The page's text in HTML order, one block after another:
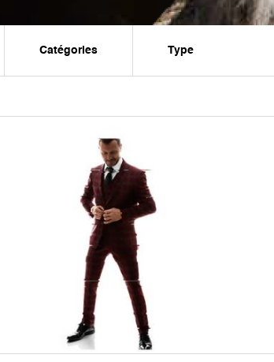
Catégories Type